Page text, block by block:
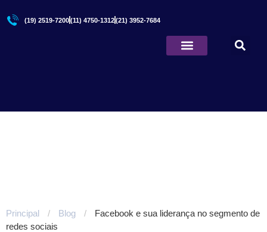
(19) 2519-7200(11) 4750-1312(21) 3952-7684
Principal / Blog /
Facebook e sua liderança no segmento de
redes sociais